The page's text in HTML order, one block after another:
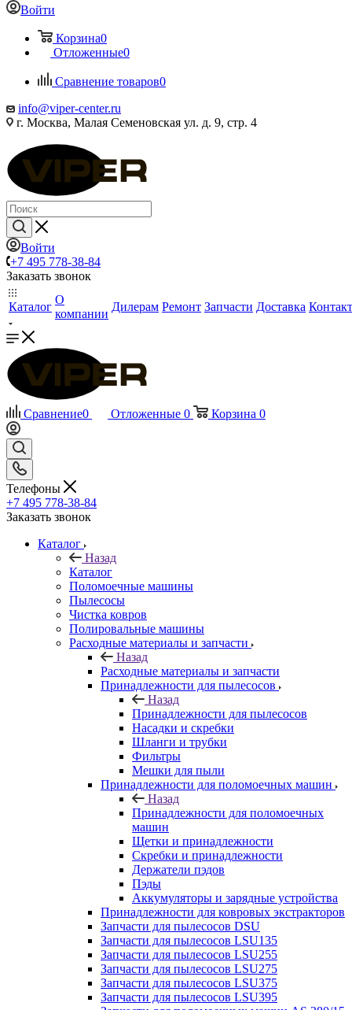
Войти
Корзина0
Отложенные0
Сравнение товаров0
info@viper-center.ru
г. Москва, Малая Семеновская ул. д. 9, стр. 4
Войти
+7 495 778-38-84
Заказать звонок
Каталог
О
компании
Дилерам Ремонт Запчасти Доставка
Сравнение0 Отложенные 0 Корзина 0
Телефоны
+7 495 778-38-84
Заказать звонок
Каталог
Назад
Каталог
Поломоечные машины
Пылесосы
Чистка ковров
Полировальные машины
Расходные материалы и запчасти
Назад
Расходные материалы и запчасти
Принадлежности для пылесосов
Назад
Принадлежности для пылесосов
Насадки и скребки
Шланги и трубки
Фильтры
Мешки для пыли
Принадлежности для поломоечных машин
Назад
Принадлежности для поломоечных
машин
Щетки и принадлежности
Скребки и принадлежности
Держатели пэдов
Пэды
Аккумуляторы и зарядные устройства
Принадлежности для ковровых экстракторов
Запчасти для пылесосов DSU
Запчасти для пылесосов LSU135
Запчасти для пылесосов LSU255
Запчасти для пылесосов LSU275
Запчасти для пылесосов LSU375
Запчасти для пылесосов LSU395